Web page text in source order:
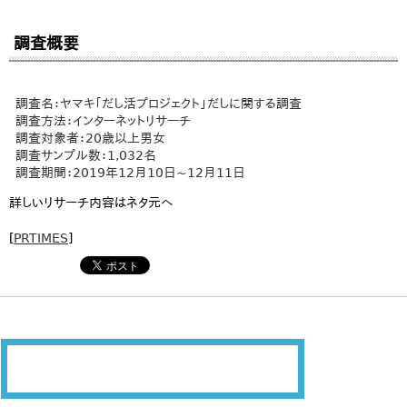
調査概要
調査名：ヤマキ「だし活プロジェクト」だしに関する調査
調査方法：インターネットリサーチ
調査対象者：20歳以上男女
調査サンプル数：1,032名
調査期間：2019年12月10日~12月11日
詳しいリサーチ内容はネタ元へ
[PRTIMES]